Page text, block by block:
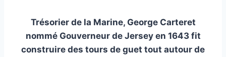
Trésorier de la Marine, George Carteret
nommé Gouverneur de Jersey en 1643 fit
construire des tours de guet tout autour de